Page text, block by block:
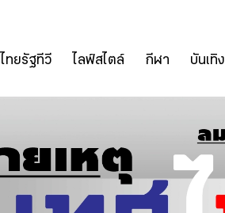
ไทยรัฐทีวี ไลฟ์สไตล์ กีฬา บันเทิง